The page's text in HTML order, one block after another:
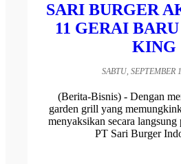
SARI BURGER
11 GERAI
KING
SABTU, SEPTEMBER
(Berita-Bisnis) - Dengan
garden grill yang
menyaksikan secara langsung
PT Sari Burger